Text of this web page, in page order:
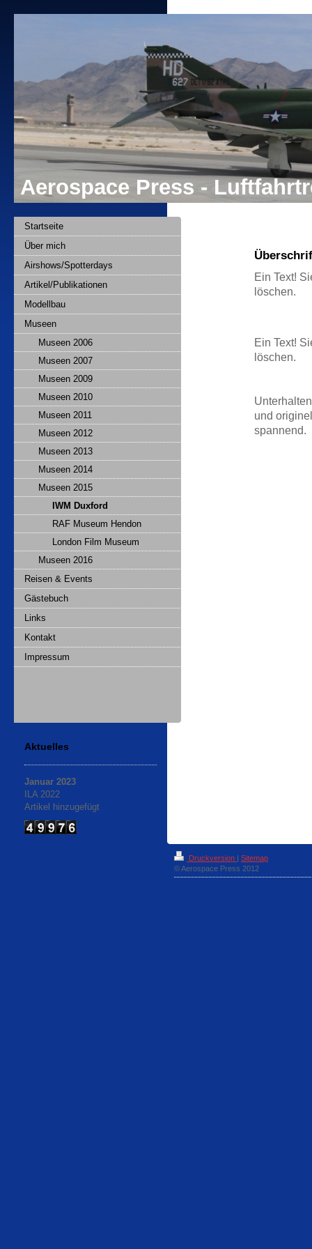
Aerospace Press -
Ein Text!
löschen.
Ein Text!
löschen.
und
spannend.
Startseite
Über mich
Airshows/Spotterdays
Artikel/Publikationen
Modellbau
Museen
Museen 2006
Museen 2007
Museen 2009
Museen 2010
Museen 2011
Museen 2012
Museen 2013
Museen 2014
Museen 2015
IWM Duxford
RAF Museum Hendon
London Film Museum
Museen 2016
Reisen & Events
Gästebuch
Links
Kontakt
Impressum
Aktuelles
Januar 2023
ILA 2022
Artikel hinzugefügt
Druckversion | Sitemap
© Aerospace Press 2012